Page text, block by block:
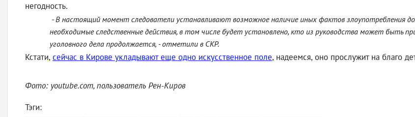
негодность.
- В настоящий момент следователи устанавливают возможное наличие иных фактов злоупотребления
необходимые следственные действия, в том числе будет установлено, кто из руководства может быть
уголовного дела продолжается, - отметили в СКР.
Кстати, сейчас в Кирове укладывают еще одно искусственное поле, надеемся, оно прослужит на благо
Фото: youtube.com, пользователь Рен-Киров
Тэги: